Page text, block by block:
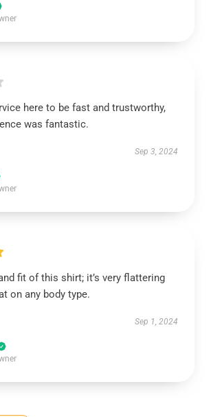
here to be fast and trustworthy,
was fantastic.
Sep 3, 2024
fit of this shirt; it’s very flattering
on any body type.
Sep 1, 2024